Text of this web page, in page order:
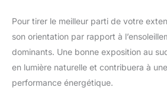
Pour tirer le meilleur parti de votre
son orientation par rapport à
dominants. Une bonne exposition au
en lumière naturelle et contribuera à
performance énergétique.